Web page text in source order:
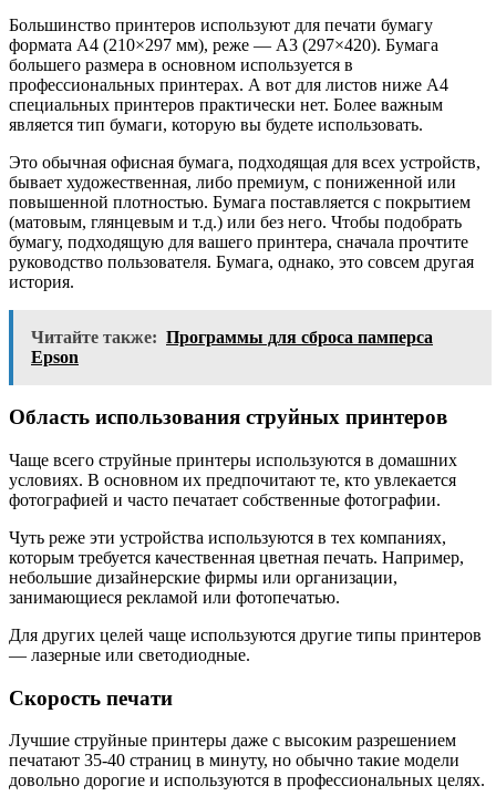
Большинство принтеров используют для печати бумагу
формата А4 (210×297 мм), реже — А3 (297×420). Бумага
большего размера в основном используется в
профессиональных принтерах. А вот для листов ниже А4
специальных принтеров практически нет. Более важным
является тип бумаги, которую вы будете использовать.
Это обычная офисная бумага, подходящая для всех устройств,
бывает художественная, либо премиум, с пониженной или
повышенной плотностью. Бумага поставляется с покрытием
(матовым, глянцевым и т.д.) или без него. Чтобы подобрать
бумагу, подходящую для вашего принтера, сначала прочтите
руководство пользователя. Бумага, однако, это совсем другая
история.
Читайте также: Программы для сброса памперса
Epson
Область использования струйных принтеров
Чаще всего струйные принтеры используются в домашних
условиях. В основном их предпочитают те, кто увлекается
фотографией и часто печатает собственные фотографии.
Чуть реже эти устройства используются в тех компаниях,
которым требуется качественная цветная печать. Например,
небольшие дизайнерские фирмы или организации,
занимающиеся рекламой или фотопечатью.
Для других целей чаще используются другие типы принтеров
— лазерные или светодиодные.
Скорость печати
Лучшие струйные принтеры даже с высоким разрешением
печатают 35-40 страниц в минуту, но обычно такие модели
довольно дорогие и используются в профессиональных целях.